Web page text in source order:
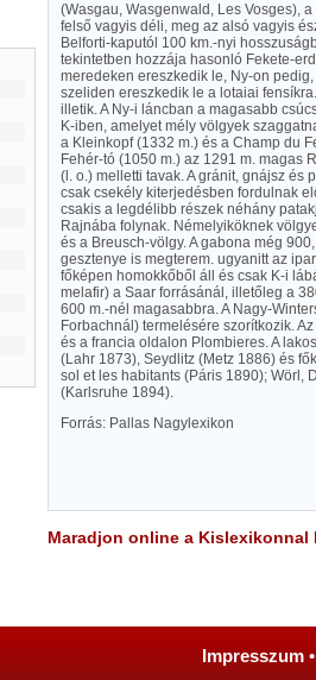
(Wasgau, Wasgenwald, Les Vosges),
felső vagyis déli, meg az alsó vagyis
Belforti-kaputól 100 km.-nyi
tekintetben hozzája hasonló Fekete-
meredeken ereszkedik le, Ny-on
szeliden ereszkedik le a lotaiai
illetik. A Ny-i láncban a magasabb
K-iben, amelyet mély völgyek
a Kleinkopf (1332 m.) és a Champ du
Fehér-tó (1050 m.) az 1291 m. magas
(l. o.) melletti tavak. A gránit, gnájsz és
csak csekély kiterjedésben fordulnak
csakis a legdélibb részek néhány
Rajnába folynak. Némelyiköknek
és a Breusch-völgy. A gabona még
gesztenye is megterem. ugyanitt az
főképen homokkőből áll és csak K-i
melafir) a Saar forrásánál, illetőleg a
600 m.-nél magasabbra. A Nagy-
Forbachnál) termelésére szorítkozik.
és a francia oldalon Plombieres. A
(Lahr 1873), Seydlitz (Metz 1886) és
sol et les habitants (Páris 1890); Wörl,
(Karlsruhe 1894).
Forrás: Pallas Nagylexikon
Maradjon online a Kislexikonnal
Impresszum •